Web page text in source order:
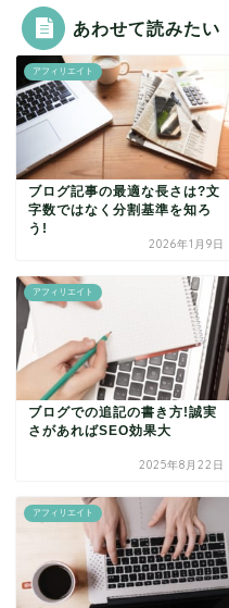
あわせて読みたい
アフィリエイト
ブログ記事の最適な長さは?文
字数ではなく分割基準を知ろ
う!
2026年1月9日
アフィリエイト
ブログでの追記の書き方!誠実
さがあればSEO効果大
2025年8月22日
アフィリエイト